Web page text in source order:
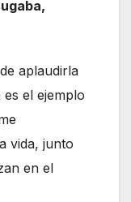
aplaudirla
el ejemplo
vida, junto
en el